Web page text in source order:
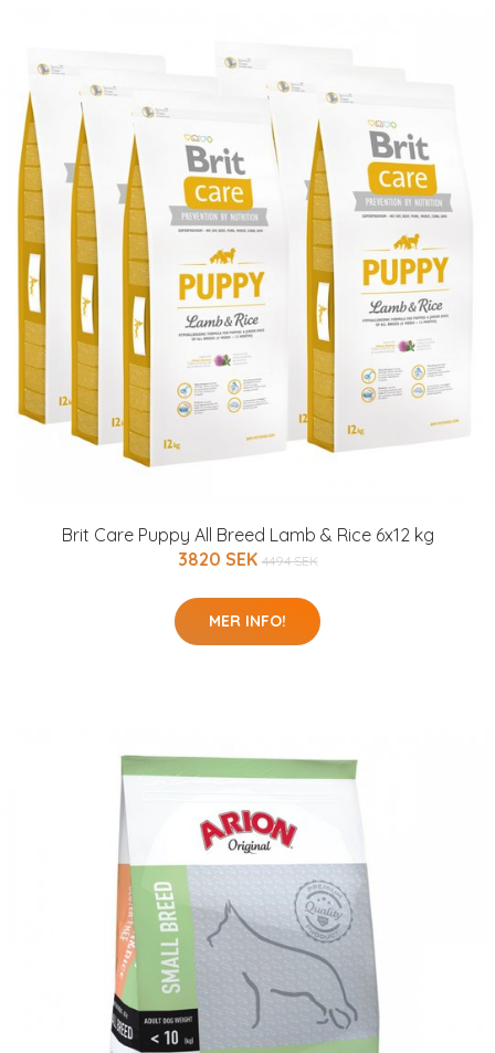
Brit Care Puppy All Breed Lamb & Rice 6x12 kg
3820 SEK 4494 SEK
MER INFO!